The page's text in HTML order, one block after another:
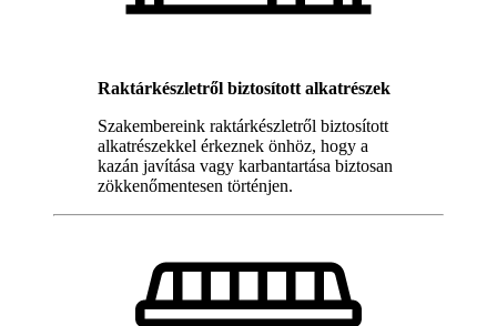
Raktárkészletről biztosított alkatrészek
Szakembereink raktárkészletről biztosított
alkatrészekkel érkeznek önhöz, hogy a
kazán javítása vagy karbantartása biztosan
zökkenőmentesen történjen.